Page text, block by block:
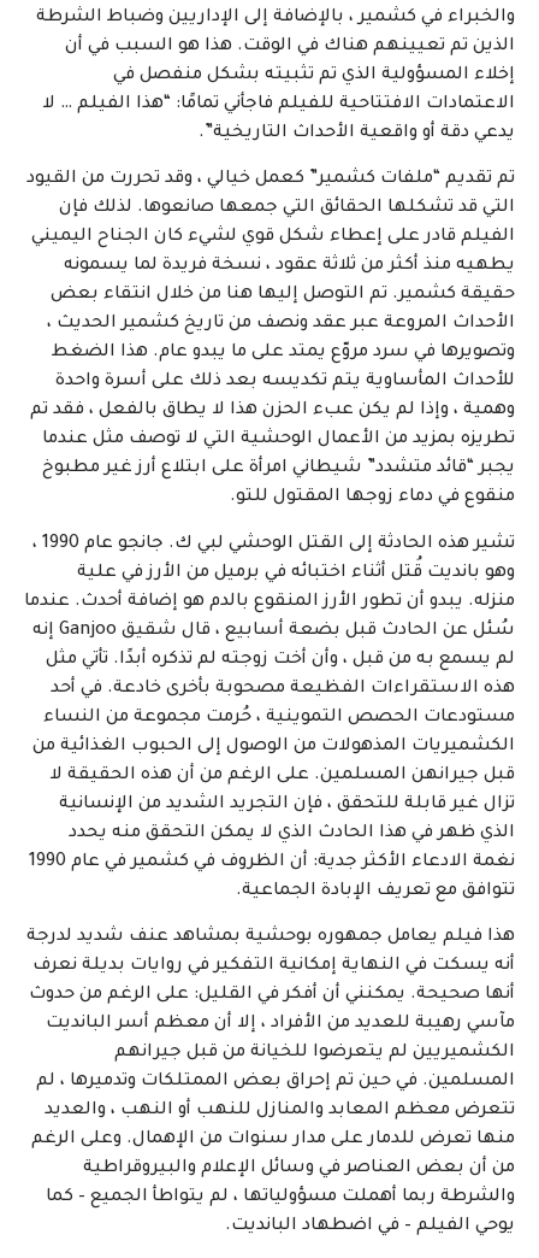
والخبراء في كشمير ، بالإضافة إلى الإداريين وضباط الشرطة
الذين تم تعيينهم هناك في الوقت. هذا هو السبب في أن
إخلاء المسؤولية الذي تم تثبيته بشكل منفصل في
الاعتمادات الافتتاحية للفيلم فاجأني تمامًا: “هذا الفيلم … لا
يدعي دقة أو واقعية الأحداث التاريخية”.
تم تقديم “ملفات كشمير” كعمل خيالي ، وقد تحررت من القيود
التي قد تشكلها الحقائق التي جمعها صانعوها. لذلك فإن
الفيلم قادر على إعطاء شكل قوي لشيء كان الجناح اليميني
يطهيه منذ أكثر من ثلاثة عقود ، نسخة فريدة لما يسمونه
حقيقة كشمير. تم التوصل إليها هنا من خلال انتقاء بعض
الأحداث المروعة عبر عقد ونصف من تاريخ كشمير الحديث ،
وتصويرها في سرد ​​مروّع يمتد على ما يبدو عام. هذا الضغط
للأحداث المأساوية يتم تكديسه بعد ذلك على أسرة واحدة
وهمية ، وإذا لم يكن عبء الحزن هذا لا يطاق بالفعل ، فقد تم
تطريزه بمزيد من الأعمال الوحشية التي لا توصف مثل عندما
يجبر “قائد متشدد” شيطاني امرأة على ابتلاع أرز غير مطبوخ
منقوع في دماء زوجها المقتول للتو.
تشير هذه الحادثة إلى القتل الوحشي لبي ك. جانجو عام 1990 ،
وهو بانديت قُتل أثناء اختبائه في برميل من الأرز في علية
منزله. يبدو أن تطور الأرز المنقوع بالدم هو إضافة أحدث. عندما
سُئل عن الحادث قبل بضعة أسابيع ، قال شقيق Ganjoo إنه
لم يسمع به من قبل ، وأن أخت زوجته لم تذكره أبدًا. تأتي مثل
هذه الاستقراءات الفظيعة مصحوبة بأخرى خادعة. في أحد
مستودعات الحصص التموينية ، حُرمت مجموعة من النساء
الكشميريات المذهولات من الوصول إلى الحبوب الغذائية من
قبل جيرانهن المسلمين. على الرغم من أن هذه الحقيقة لا
تزال غير قابلة للتحقق ، فإن التجريد الشديد من الإنسانية
الذي ظهر في هذا الحادث الذي لا يمكن التحقق منه يحدد
نغمة الادعاء الأكثر جدية: أن الظروف في كشمير في عام 1990
تتوافق مع تعريف الإبادة الجماعية.
هذا فيلم يعامل جمهوره بوحشية بمشاهد عنف شديد لدرجة
أنه يسكت في النهاية إمكانية التفكير في روايات بديلة نعرف
أنها صحيحة. يمكنني أن أفكر في القليل: على الرغم من حدوث
مآسي رهيبة للعديد من الأفراد ، إلا أن معظم أسر البانديت
الكشميريين لم يتعرضوا للخيانة من قبل جيرانهم
المسلمين. في حين تم إحراق بعض الممتلكات وتدميرها ، لم
تتعرض معظم المعابد والمنازل للنهب أو النهب ، والعديد
منها تعرض للدمار على مدار سنوات من الإهمال. وعلى الرغم
من أن بعض العناصر في وسائل الإعلام والبيروقراطية
والشرطة ربما أهملت مسؤولياتها ، لم يتواطأ الجميع – كما
يوحي الفيلم – في اضطهاد البانديت.